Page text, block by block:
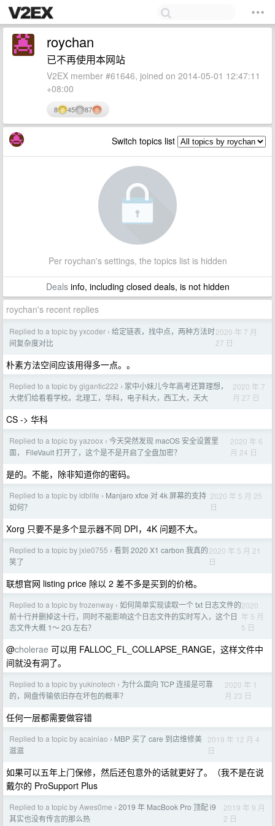
roychan
已不再使用本网站
V2EX member #61646, joined on 2014-05-01 12:47:11
+08:00
8 45 87
Switch topics list
Per roychan's settings, the topics list is hidden
Dealsinfo, including closed deals, is not hidden
roychan's recent replies
Replied to a topic by yxcoder › 给定链表，找中点，两种方法时
间复杂度对比
2020 年 7 月
27 日
朴素方法空间应该用得多一点。。
Replied to a topic by gigantic222 › 家中小妹儿今年高考还算理想，
大佬们给看看学校。北理工，华科，电子科大，西工大，天大
2020 年 7
月 27 日
CS -> 华科
Replied to a topic by yazoox › 今天突然发现 macOS 安全设置里
面， FileVault 打开了，这个是不是开启了全盘加密？
2020 年 6
月 24 日
是的。不能，除非知道你的密码。
Replied to a topic by idblife › Manjaro xfce 对 4k 屏幕的支持
如何？
2020 年 5 月 25
日
Xorg 只要不是多个显示器不同 DPI，4K 问题不大。
Replied to a topic by jxie0755 › 看到 2020 X1 carbon 我真的
笑了
2020 年 5 月 21
日
联想官网 listing price 除以 2 差不多是买到的价格。
Replied to a topic by frozenway › 如何简单实现读取一个 txt 日志文件的
前十行并删掉这十行，同时不能影响这个日志文件的实时写入，这个日
志文件大概 1～ 2G 左右？
2020
年 5 月
5 日
@cholerae 可以用 FALLOC_FL_COLLAPSE_RANGE，这样文件中
间就没有洞了。
Replied to a topic by yukinotech › 为什么面向 TCP 连接是可靠
的，网盘传输依旧存在坏包的概率？
2020 年 1
月 23 日
任何一层都需要做容错
Replied to a topic by acainiao › MBP 买了 care 到店维修美
滋滋
2019 年 12 月 4
日
如果可以五年上门保修，然后还包意外的话就更好了。（我不是在说
戴尔的 ProSupport Plus
Replied to a topic by Awes0me › 2019 年 MacBook Pro 顶配 i9
其实也没有传言的那么热
2019 年 9 月
2 日